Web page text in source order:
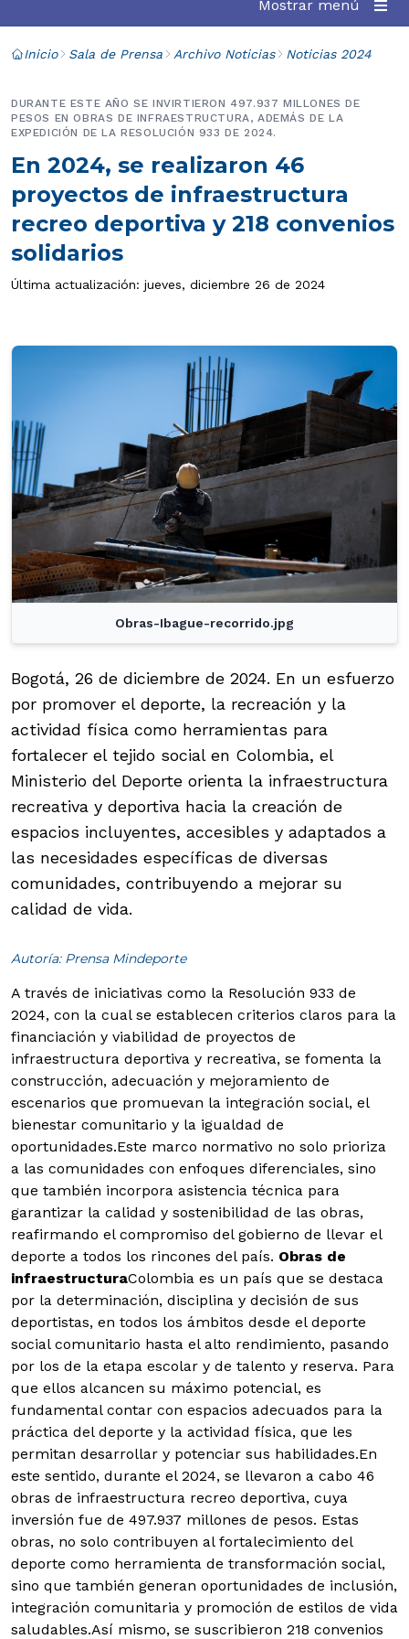
Mostrar menú
Inicio Sala de Prensa Archivo Noticias Noticias 2024
En 2024, se realizaron 46
proyectos de infraestructura
recreo deportiva y 218 convenios
solidarios
DURANTE ESTE AÑO SE INVIRTIERON 497.937 MILLONES DE
PESOS EN OBRAS DE INFRAESTRUCTURA, ADEMÁS DE LA
EXPEDICIÓN DE LA RESOLUCIÓN 933 DE 2024.
Última actualización: jueves, diciembre 26 de 2024
Obras-Ibague-recorrido.jpg
Bogotá, 26 de diciembre de 2024. En un esfuerzo
por promover el deporte, la recreación y la
actividad física como herramientas para
fortalecer el tejido social en Colombia, el
Ministerio del Deporte orienta la infraestructura
recreativa y deportiva hacia la creación de
espacios incluyentes, accesibles y adaptados a
las necesidades específicas de diversas
comunidades, contribuyendo a mejorar su
calidad de vida.
Autoría: Prensa Mindeporte
A través de iniciativas como la Resolución 933 de
2024, con la cual se establecen criterios claros para la
financiación y viabilidad de proyectos de
infraestructura deportiva y recreativa, se fomenta la
construcción, adecuación y mejoramiento de
escenarios que promuevan la integración social, el
bienestar comunitario y la igualdad de
oportunidades.Este marco normativo no solo prioriza
a las comunidades con enfoques diferenciales, sino
que también incorpora asistencia técnica para
garantizar la calidad y sostenibilidad de las obras,
reafirmando el compromiso del gobierno de llevar el
deporte a todos los rincones del país. Obras de
infraestructuraColombia es un país que se destaca
por la determinación, disciplina y decisión de sus
deportistas, en todos los ámbitos desde el deporte
social comunitario hasta el alto rendimiento, pasando
por los de la etapa escolar y de talento y reserva. Para
que ellos alcancen su máximo potencial, es
fundamental contar con espacios adecuados para la
práctica del deporte y la actividad física, que les
permitan desarrollar y potenciar sus habilidades.En
este sentido, durante el 2024, se llevaron a cabo 46
obras de infraestructura recreo deportiva, cuya
inversión fue de 497.937 millones de pesos. Estas
obras, no solo contribuyen al fortalecimiento del
deporte como herramienta de transformación social,
sino que también generan oportunidades de inclusión,
integración comunitaria y promoción de estilos de vida
saludables.Así mismo, se suscribieron 218 convenios